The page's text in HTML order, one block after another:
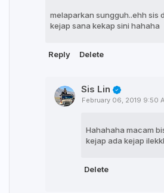
melaparkan sungguh..ehh sis
kejap sana kekap sini hahaha
Reply Delete
Sis Lin
February 06, 2019 9:50
Hahahaha macam
kejap ada kejap
Delete